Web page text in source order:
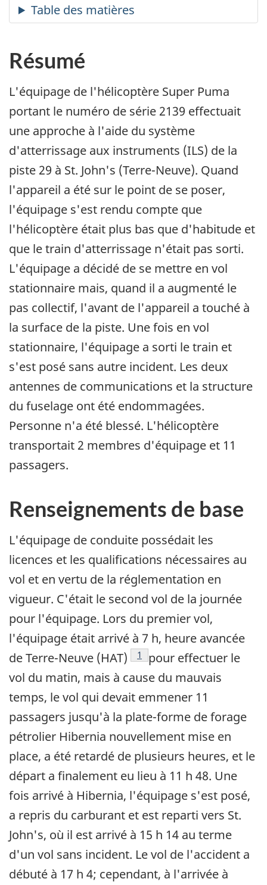
Résumé
L'équipage de l'hélicoptère Super Puma
portant le numéro de série 2139 effectuait
une approche à l'aide du système
d'atterrissage aux instruments (ILS) de la
piste 29 à St. John's (Terre-Neuve). Quand
l'appareil a été sur le point de se poser,
l'équipage s'est rendu compte que
l'hélicoptère était plus bas que d'habitude et
que le train d'atterrissage n'était pas sorti.
L'équipage a décidé de se mettre en vol
stationnaire mais, quand il a augmenté le
pas collectif, l'avant de l'appareil a touché à
la surface de la piste. Une fois en vol
stationnaire, l'équipage a sorti le train et
s'est posé sans autre incident. Les deux
antennes de communications et la structure
du fuselage ont été endommagées.
Personne n'a été blessé. L'hélicoptère
transportait 2 membres d'équipage et 11
passagers.
Renseignements de base
L'équipage de conduite possédait les
licences et les qualifications nécessaires au
vol et en vertu de la réglementation en
vigueur. C'était le second vol de la journée
pour l'équipage. Lors du premier vol,
l'équipage était arrivé à 7 h, heure avancée
de Terre-Neuve (HAT)
Note de bas de page
1
pour effectuer le
vol du matin, mais à cause du mauvais
temps, le vol qui devait emmener 11
passagers jusqu'à la plate-forme de forage
pétrolier Hibernia nouvellement mise en
place, a été retardé de plusieurs heures, et le
départ a finalement eu lieu à 11 h 48. Une
fois arrivé à Hibernia, l'équipage s'est posé,
a repris du carburant et est reparti vers St.
John's, où il est arrivé à 15 h 14 au terme
d'un vol sans incident. Le vol de l'accident a
débuté à 17 h 4; cependant, à l'arrivée à